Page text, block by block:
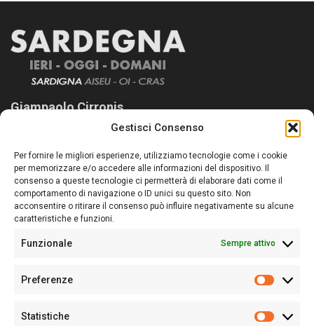
Gestisci Consenso
Per fornire le migliori esperienze, utilizziamo tecnologie come i cookie
per memorizzare e/o accedere alle informazioni del dispositivo. Il
consenso a queste tecnologie ci permetterà di elaborare dati come il
comportamento di navigazione o ID unici su questo sito. Non
acconsentire o ritirare il consenso può influire negativamente su alcune
caratteristiche e funzioni.
Funzionale Sempre attivo
Preferenze
Statistiche
Giampaolo Cirronis
Sardegna Ieri-Oggi-Domani nasce per informare “liberamente” i
lettori su quanto accade in Sardegna, con un occhio rivolto al
nostro passato e, soprattutto, al nostro futuro
Follow Us
Sede:Via Cristoforo Colombo 09013 Carbonia
Partita IVA02270380922